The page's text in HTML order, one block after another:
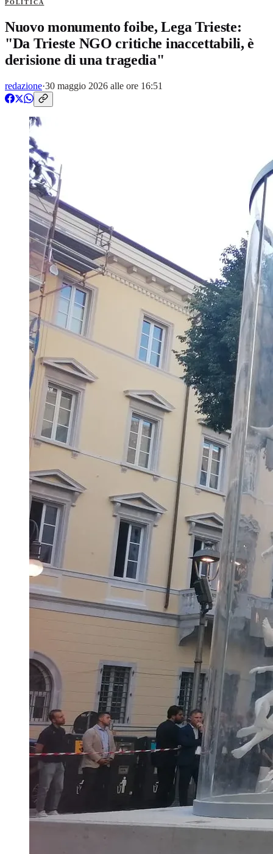
POLITICA
Nuovo monumento foibe, Lega Trieste:
"Da Trieste NGO critiche inaccettabili, è
derisione di una tragedia"
redazione·30 maggio 2026 alle ore 16:51